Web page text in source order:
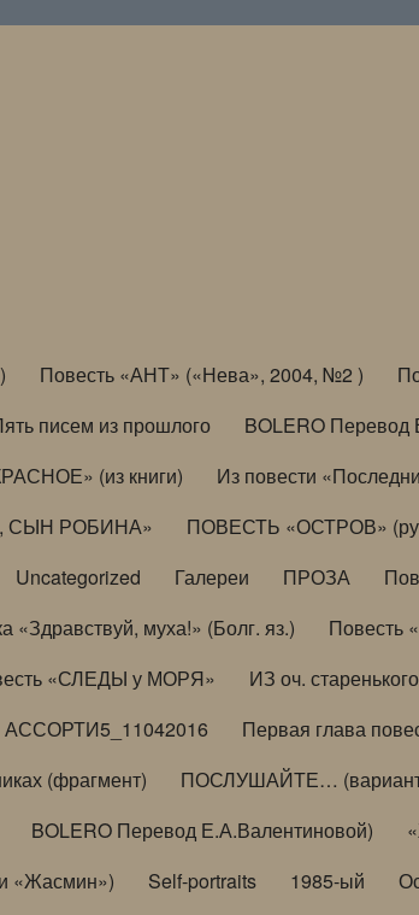
Повесть «АНТ» («Нева», 2004, №2 )
писем из прошлого BOLERO Перевод
(из книги) Из повести
СЫН РОБИНА» ПОВЕСТЬ «ОСТРОВ»
Uncategorized Галереи ПРОЗА
«Здравствуй, муха!» (Болг. яз.) Повесть
«СЛЕДЫ у МОРЯ» ИЗ оч.
АССОРТИ5_11042016
Первая глава
(фрагмент) ПОСЛУШАЙТЕ…
BOLERO Перевод Е.А.Валентиновой)
«Жасмин») Self-portraits 1985-ый